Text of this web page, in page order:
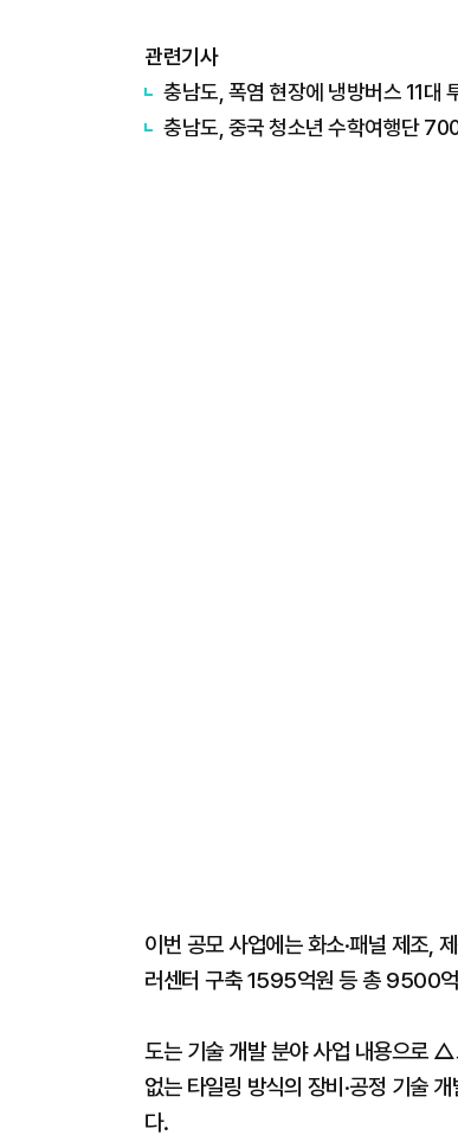
관련기사
충남도, 폭염 현장에 냉방버스 11대
충남도, 중국 청소년 수학여행단
이번 공모 사업에는 화소·패널 제조,
러센터 구축 1595억원 등 총 9500
도는 기술 개발 분야 사업 내용으로
없는 타일링 방식의 장비·공정 기술
다.